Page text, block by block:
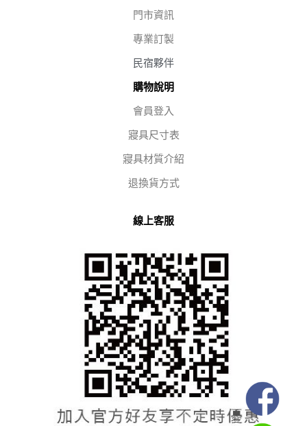
門市資訊
專業訂製
民宿夥伴
購物說明
會員登入
寢具尺寸表
寢具材質介紹
退換貨方式
線上客服